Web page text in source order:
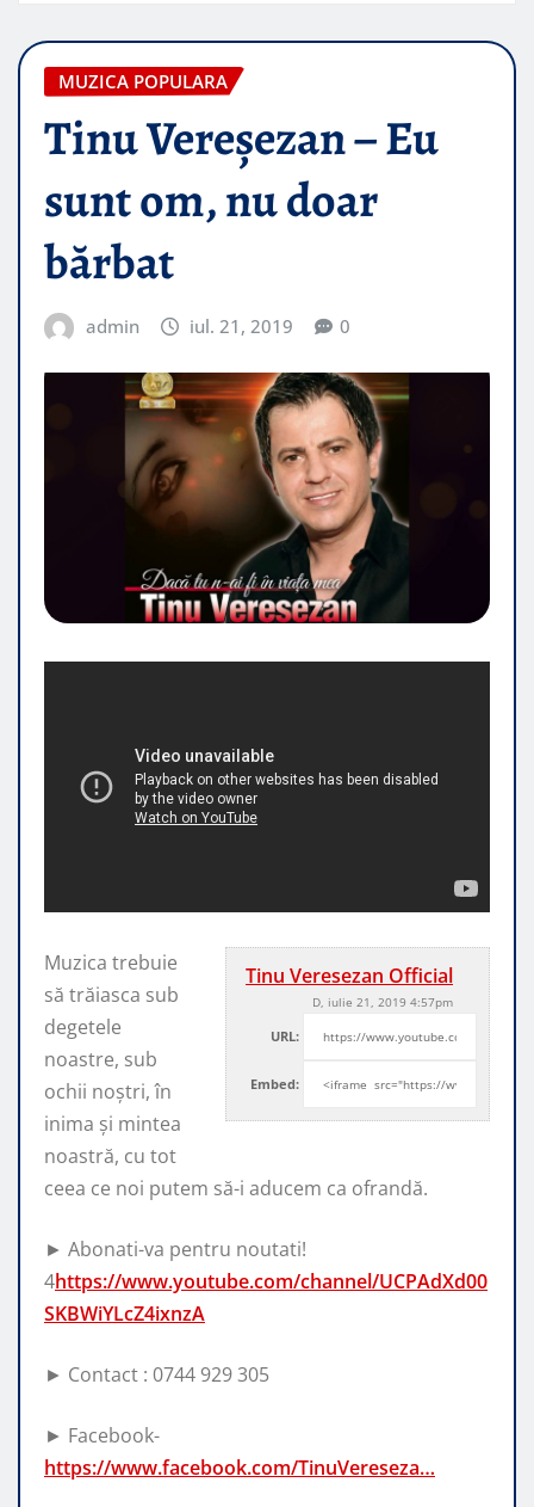
MUZICA POPULARA
Tinu Vereşezan – Eu
sunt om, nu doar
bărbat
admin iul. 21, 2019 0
Tinu Veresezan Official
D, iulie 21, 2019 4:57pm
URL:
Embed:
Muzica trebuie
să trăiasca sub
degetele
noastre, sub
ochii noștri, în
inima și mintea
noastră, cu tot
ceea ce noi putem să-i aducem ca ofrandă.
► Abonati-va pentru noutati!
4https://www.youtube.com/channel/UCPAdXd00
SKBWiYLcZ4ixnzA
► Contact : 0744 929 305
► Facebook-
https://www.facebook.com/TinuVereseza…